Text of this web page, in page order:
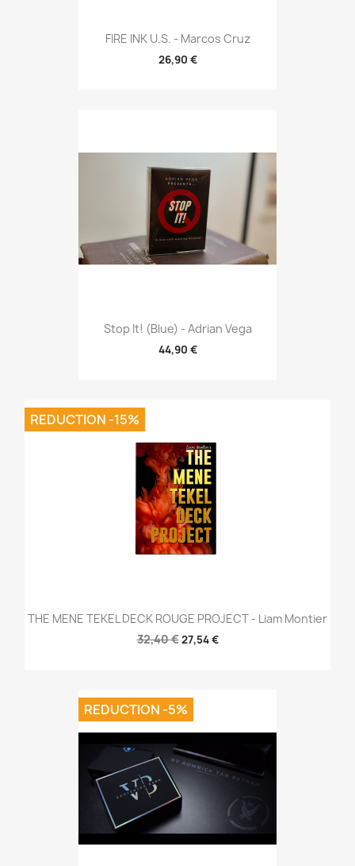
FIRE INK U.S. - Marcos Cruz
26,90 €
Stop It! (Blue) - Adrian Vega
44,90 €
THE MENE TEKEL DECK ROUGE PROJECT - Liam Montier
32,40 €27,54 €
REDUCTION -15%
REDUCTION -5%